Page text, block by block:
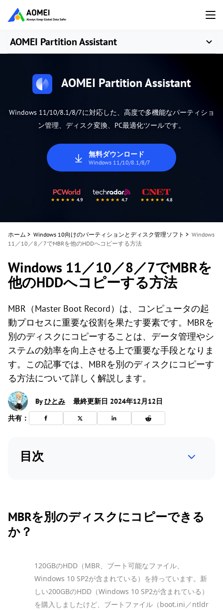
AOMEI Partition Assistant
AOMEI Partition Assistant
Windows 11/10/8.1/8/7に対応した、高度で多機能なパーティショ
ン管理、ディスク変換、PC最適化ツールです。
無料ダウンロード
Windows 11/10/8.1/8/7
ホーム > Windows 10向けのパーティションとディスク管理ソフト > Windows
11／10／8／7でMBRを他のHDDへコピーする方法
Windows 11／10／8／7でMBRを
他のHDDへコピーする方法
MBR（Master Boot Record）は、コンピュータの起
動プロセスに重要な役割を果たす要素です。MBRを
別のディスクにコピーすることは、データ管理やシ
ステムの効率を向上させる上で重要な手段となりま
す。この記事では、MBRを別のディスクにコピーす
る方法について詳しく解説します。
Byひとみ
最終更新日 2024年12月12日
共有：
目次
MBRを別のディスクにコピーできる
か？
120GBのHDD（MBR、ブート可能なファイル、
Windows 10 SP2が含まれている）を持っています。新
しい200GBのHDD（Windows 10 SP2が含まれている）
を購入しましたけど、ブートファイル（boot.ini／ntldr